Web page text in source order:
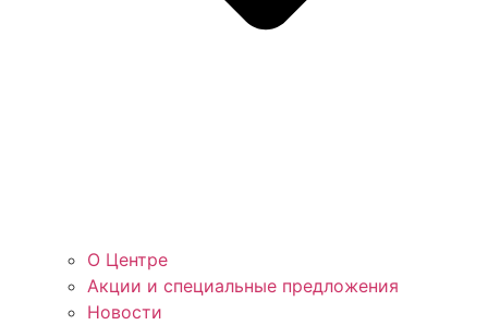
О Центре
Акции и специальные предложения
Новости